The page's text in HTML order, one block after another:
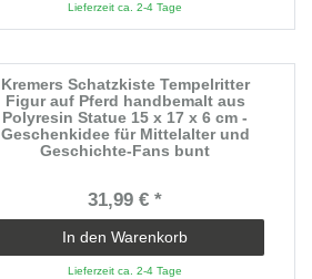
Lieferzeit ca. 2-4 Tage
Kremers Schatzkiste Tempelritter
Figur auf Pferd handbemalt aus
Polyresin Statue 15 x 17 x 6 cm -
Geschenkidee für Mittelalter und
Geschichte-Fans bunt
31,99 € *
In den Warenkorb
Lieferzeit ca. 2-4 Tage